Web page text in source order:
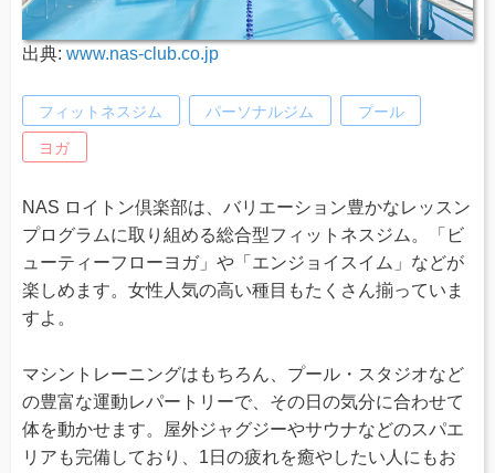
出典: www.nas-club.co.jp
フィットネスジム パーソナルジム プール
ヨガ
NAS ロイトン倶楽部は、バリエーション豊かなレッスン
プログラムに取り組める総合型フィットネスジム。「ビ
ューティーフローヨガ」や「エンジョイスイム」などが
楽しめます。女性人気の高い種目もたくさん揃っていま
すよ。
マシントレーニングはもちろん、プール・スタジオなど
の豊富な運動レパートリーで、その日の気分に合わせて
体を動かせます。屋外ジャグジーやサウナなどのスパエ
リアも完備しており、1日の疲れを癒やしたい人にもお